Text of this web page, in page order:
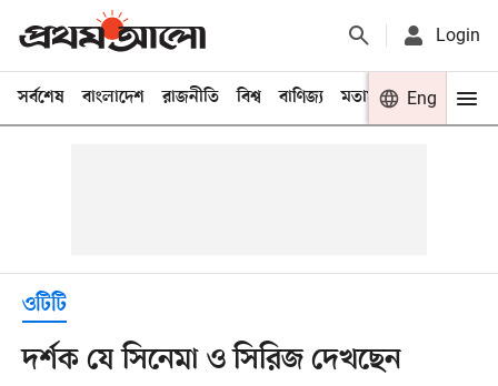
Login
সর্বশেষ বাংলাদেশ রাজনীতি বিশ্ব বাণিজ্য মতামত খেলা
Eng
ওটিটি
দর্শক যে সিনেমা ও সিরিজ দেখছেন